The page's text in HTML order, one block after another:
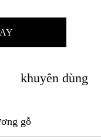
khuyên dùng
gỗ